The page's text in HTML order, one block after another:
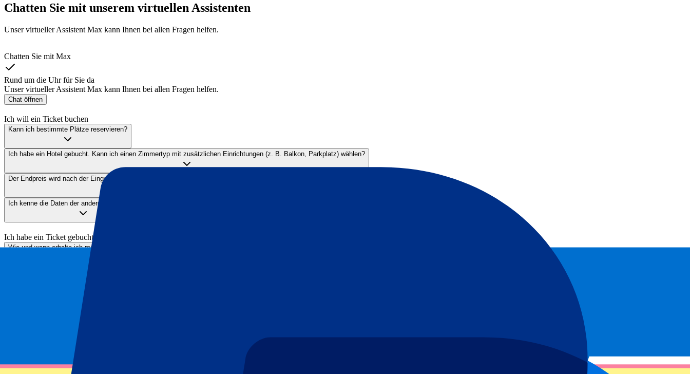
Chatten Sie mit unserem virtuellen Assistenten
Unser virtueller Assistent Max kann Ihnen bei allen Fragen helfen.
Chatten Sie mit Max
Rund um die Uhr für Sie da
Unser virtueller Assistent Max kann Ihnen bei allen Fragen helfen.
Chat öffnen
Ich will ein Ticket buchen
Kann ich bestimmte Plätze reservieren?
Ich habe ein Hotel gebucht. Kann ich einen Zimmertyp mit zusätzlichen Einrichtungen (z. B. Balkon, Parkplatz) wählen?
Der Endpreis wird nach der Eingabe der Daten nicht angezeigt. Wie kann ich diese sehen?
Ich kenne die Daten der anderen Teilnehmer nicht.
Ich habe ein Ticket gebucht
Wie und wann erhalte ich meine Tickets?
Kann ich mein Geld zurückbekommen?
Ist mein Ticket auf eine andere Person übertragbar?
Wir sind für Sie da!
Unser Kundenservice hilft Ihnen gerne bei Fragen zu Ihrem Ticket, Hotel oder Paket. Unsere Notrufnummer erhalten Sie bei Buchung. Hierüber sind wir 24/7 für Sie erreichbar.